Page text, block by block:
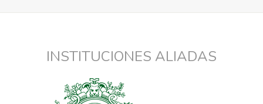
INSTITUCIONES ALIADAS